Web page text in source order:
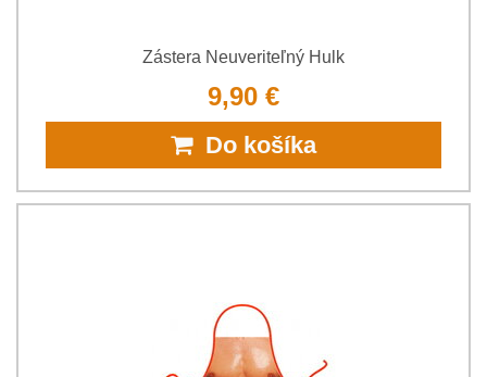
Zástera Neuveriteľný Hulk
9,90 €
Do košíka